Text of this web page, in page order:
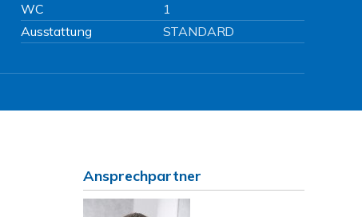
WC
1
Ausstattung
STANDARD
Ansprechpartner